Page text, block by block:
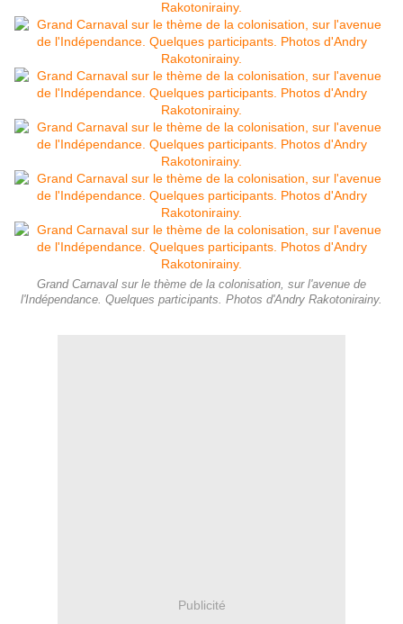
Grand Carnaval sur le thème de la colonisation, sur l'avenue de
l'Indépendance. Quelques participants. Photos d'Andry Rakotonirainy.
Publicité